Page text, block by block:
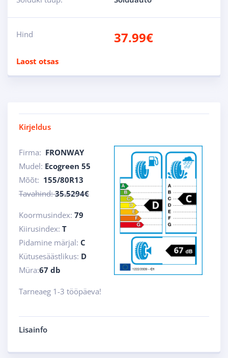
Hind 37.99€
Laost otsas
Kirjeldus
Firma: FRONWAY
Mudel: Ecogreen 55
Mõõt: 155/80R13
Tavahind:35.5294€
Koormusindex: 79
Kiirusindex: T
Pidamine märjal: C
Kütusesäästlikus: D
Müra:67 db
Tarneaeg 1-3 tööpäeva!
Lisainfo